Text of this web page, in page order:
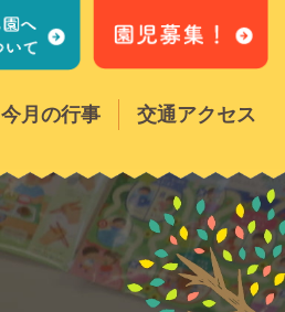
今月の行事 交通アクセス